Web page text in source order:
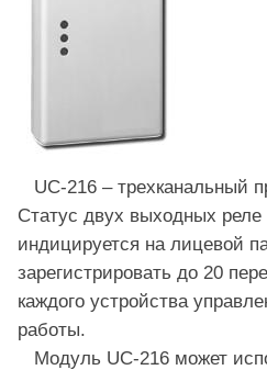
UC-216 – трехканальный
Статус двух выходных реле
индицируется на лицевой
зарегистрировать до 20
каждого устройства
работы.
Модуль UC-216 может